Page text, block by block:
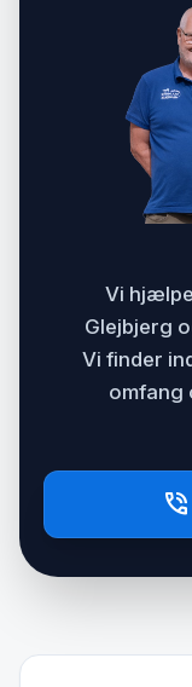
Vi
Glejbjerg
Vi finder
omfang
phone_in_talk